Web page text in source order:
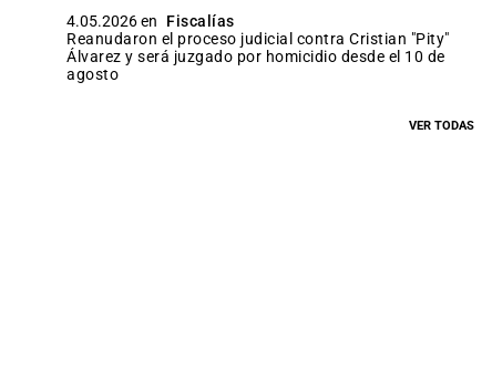
4.05.2026 en
Fiscalías
Reanudaron el proceso judicial contra Cristian "Pity"
Álvarez y será juzgado por homicidio desde el 10 de
agosto
VER TODAS